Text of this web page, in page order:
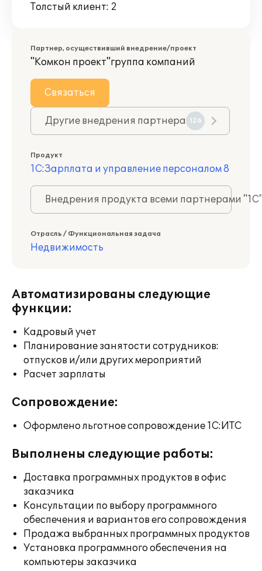
Толстый клиент: 2
Партнер, осуществивший внедрение/проект
"Комкон проект"группа компаний
Связаться
Другие внедрения партнера 126
Продукт
1С:Зарплата и управление персоналом 8
Внедрения продукта всеми партнерами
Отрасль / Функциональная задача
Недвижимость
Автоматизированы следующие
функции:
Кадровый учет
Планирование занятости сотрудников:
отпусков и/или других мероприятий
Расчет зарплаты
Сопровождение:
Оформлено льготное сопровождение 1С:ИТС
Выполнены следующие работы:
Доставка программных продуктов в офис
заказчика
Консультации по выбору программного
обеспечения и вариантов его сопровождения
Продажа выбранных программных продуктов
Установка программного обеспечения на
компьютеры заказчика